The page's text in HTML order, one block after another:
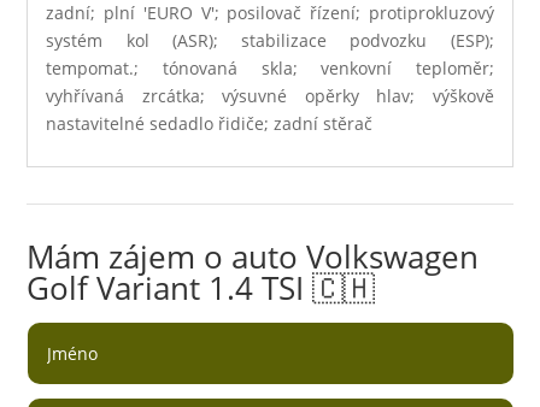
zadní; plní 'EURO V'; posilovač řízení; protiprokluzový
systém kol (ASR); stabilizace podvozku (ESP);
tempomat.; tónovaná skla; venkovní teploměr;
vyhřívaná zrcátka; výsuvné opěrky hlav; výškově
nastavitelné sedadlo řidiče; zadní stěrač
Mám zájem o auto Volkswagen
Golf Variant 1.4 TSI 🇨🇭